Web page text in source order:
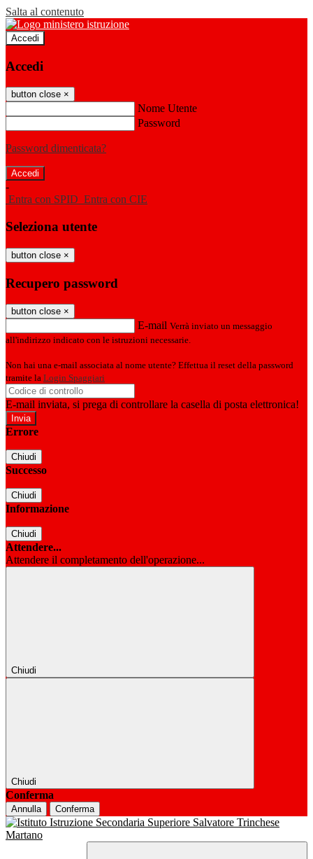
Salta al contenuto
Accedi
Accedi
button close ×
Nome Utente
Password
Password dimenticata?
-
Entra con SPID Entra con CIE
Seleziona utente
button close ×
Recupero password
button close ×
E-mail Verrà inviato un messaggio
all'indirizzo indicato con le istruzioni necessarie.
Non hai una e-mail associata al nome utente? Effettua il reset della password
tramite la Login Spaggiari
E-mail inviata, si prega di controllare la casella di posta elettronica!
Errore
Chiudi
Successo
Chiudi
Informazione
Chiudi
Attendere...
Attendere il completamento dell'operazione...
Chiudi
Chiudi
Conferma
Annulla Conferma